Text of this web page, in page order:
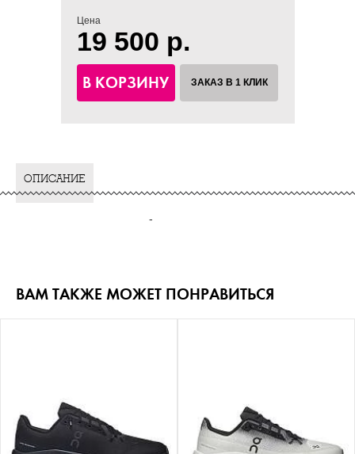
Цена
19 500 р.
В КОРЗИНУ ЗАКАЗ В 1 КЛИК
ОПИСАНИЕ
-
ВАМ ТАКЖЕ МОЖЕТ ПОНРАВИТЬСЯ